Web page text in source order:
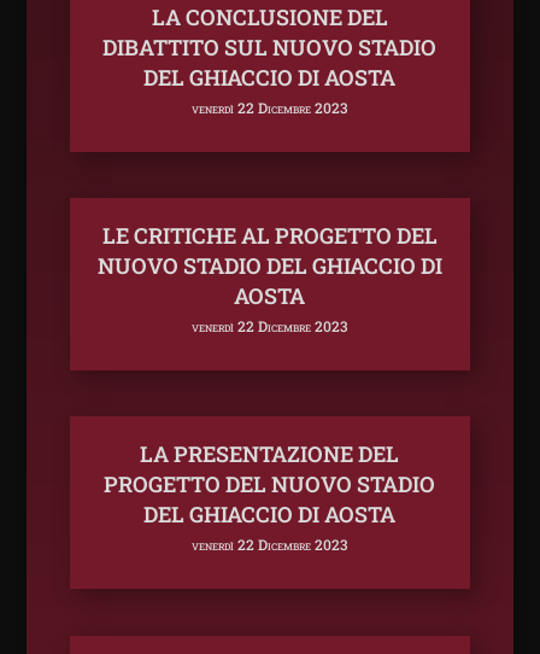
LA CONCLUSIONE DEL
DIBATTITO SUL NUOVO STADIO
DEL GHIACCIO DI AOSTA
venerdì 22 Dicembre 2023
LE CRITICHE AL PROGETTO DEL
NUOVO STADIO DEL GHIACCIO DI
AOSTA
venerdì 22 Dicembre 2023
LA PRESENTAZIONE DEL
PROGETTO DEL NUOVO STADIO
DEL GHIACCIO DI AOSTA
venerdì 22 Dicembre 2023